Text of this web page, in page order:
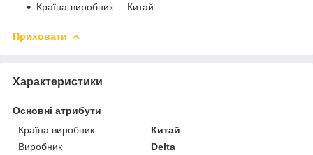
Країна-виробник: Китай
Приховати
Характеристики
Основні атрибути
Країна виробник
Китай
Виробник
Delta